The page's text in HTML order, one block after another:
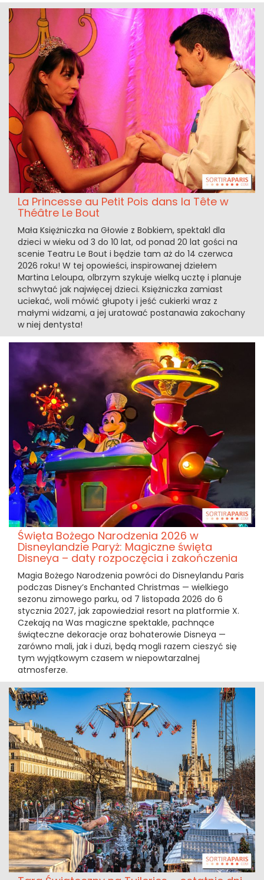
La Princesse au Petit Pois dans la Tête w
Théâtre Le Bout
Mała Księżniczka na Głowie z Bobkiem, spektakl dla
dzieci w wieku od 3 do 10 lat, od ponad 20 lat gości na
scenie Teatru Le Bout i będzie tam aż do 14 czerwca
2026 roku! W tej opowieści, inspirowanej dziełem
Martina Leloupa, olbrzym szykuje wielką ucztę i planuje
schwytać jak najwięcej dzieci. Księżniczka zamiast
uciekać, woli mówić głupoty i jeść cukierki wraz z
małymi widzami, a jej uratować postanawia zakochany
w niej dentysta!
Święta Bożego Narodzenia 2026 w
Disneylandzie Paryż: Magiczne święta
Disneya – daty rozpoczęcia i zakończenia
Magia Bożego Narodzenia powróci do Disneylandu Paris
podczas Disney’s Enchanted Christmas — wielkiego
sezonu zimowego parku, od 7 listopada 2026 do 6
stycznia 2027, jak zapowiedział resort na platformie X.
Czekają na Was magiczne spektakle, pachnące
świąteczne dekoracje oraz bohaterowie Disneya —
zarówno mali, jak i duzi, będą mogli razem cieszyć się
tym wyjątkowym czasem w niepowtarzalnej
atmosferze.